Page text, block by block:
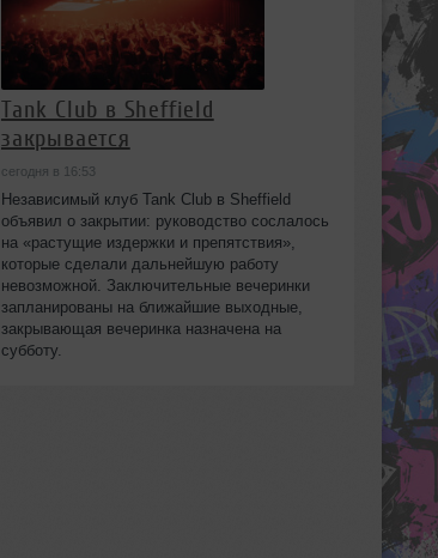
Tank Club в Sheffield
закрывается
сегодня в 16:53
Независимый клуб Tank Club в Sheffield
объявил о закрытии: руководство сослалось
на «растущие издержки и препятствия»,
которые сделали дальнейшую работу
невозможной. Заключительные вечеринки
запланированы на ближайшие выходные,
закрывающая вечеринка назначена на
субботу.